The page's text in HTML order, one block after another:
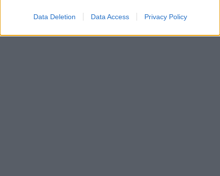
Data Deletion Data Access Privacy Policy